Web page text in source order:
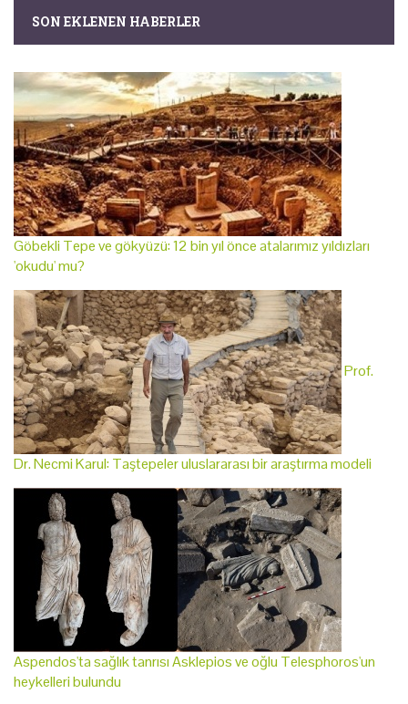
SON EKLENEN HABERLER
Göbekli Tepe ve gökyüzü: 12 bin yıl önce atalarımız yıldızları
'okudu' mu?
Prof.
Dr. Necmi Karul: Taştepeler uluslararası bir araştırma modeli
Aspendos'ta sağlık tanrısı Asklepios ve oğlu Telesphoros'un
heykelleri bulundu